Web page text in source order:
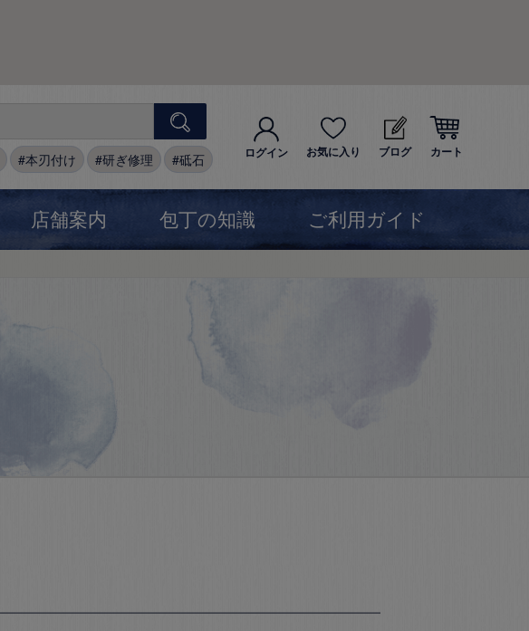
本刃付け 研ぎ修理 砥石 ログイン お気に入り ブログ カート
店舗案内 包丁の知識 ご利用ガイド